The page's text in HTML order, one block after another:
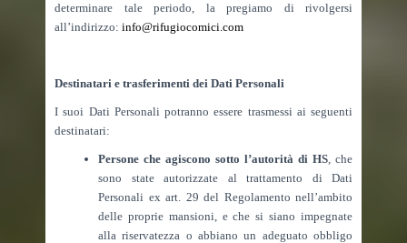
determinare tale periodo, la pregiamo di rivolgersi
all’indirizzo: info@rifugiocomici.com
Destinatari e trasferimenti dei Dati Personali
I suoi Dati Personali potranno essere trasmessi ai seguenti
destinatari:
Persone che agiscono sotto l’autorità di HS, che
sono state autorizzate al trattamento di Dati
Personali ex art. 29 del Regolamento nell’ambito
delle proprie mansioni, e che si siano impegnate
alla riservatezza o abbiano un adeguato obbligo